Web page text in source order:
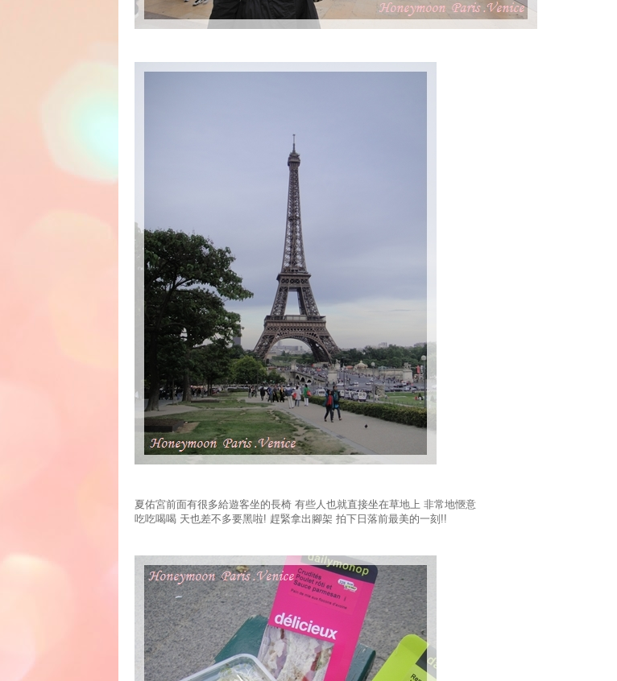
夏佑宮前面有很多給遊客坐的長椅 有些人也就直接坐在草地上 非常地愜意
吃吃喝喝 天也差不多要黑啦! 趕緊拿出腳架 拍下日落前最美的一刻!!